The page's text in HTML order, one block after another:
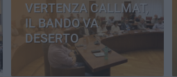
VERTENZA CALLMAT,
IL BANDO VA
DESERTO